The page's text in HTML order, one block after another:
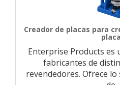
Creador de placas para
Enterprise Products es
fabricantes de
revendedores. Ofrece